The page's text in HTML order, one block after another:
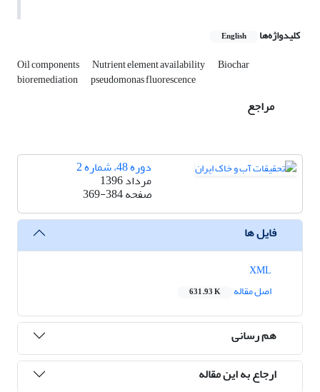
کلیدواژه‌ها English
Oil components Nutrient element availability Biochar
bioremediation pseudomonas fluorescence
مراجع
دوره 48، شماره 2
مرداد 1396
صفحه369-384
فایل ها
اصل مقاله
631.93 K
هم رسانی
ارجاع به این مقاله